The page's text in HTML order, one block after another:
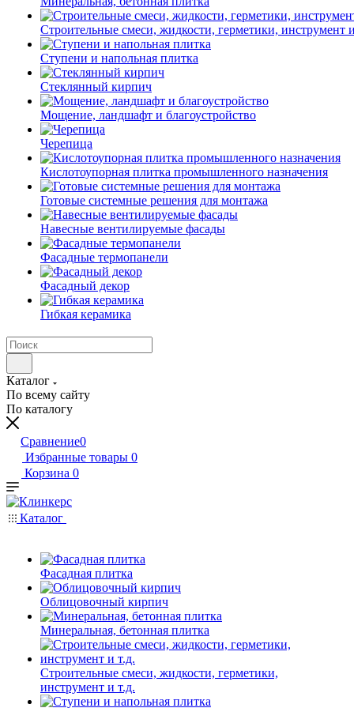
Строительные смеси, жидкости, герметики, инструмент
Ступени и напольная плитка
Cтеклянный кирпич
Мощение, ландшафт и благоустройство
Черепица
Кислотоупорная плитка промышленного назначения
Готовые системные решения для монтажа
Навесные вентилируемые фасады
Фасадные термопанели
Фасадный декор
Гибкая керамика
Каталог
По всему сайту
По каталогу
Сравнение0
Избранные товары 0
Корзина 0
Каталог
Фасадная плитка
Облицовочный кирпич
Минеральная, бетонная плитка
Строительные смеси, жидкости, герметики,
инструмент и т.д.